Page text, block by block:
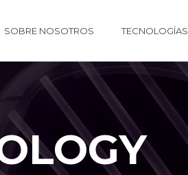
SOBRE NOSOTROS TECNOLOGÍAS